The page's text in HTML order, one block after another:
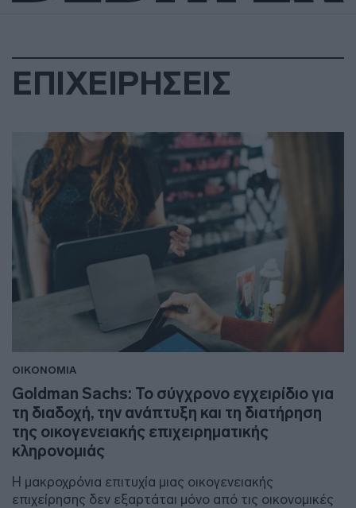
ΕΠΙΧΕΙΡΗΣΕΙΣ
ΟΙΚΟΝΟΜΙΑ
Goldman Sachs: Το σύγχρονο εγχειρίδιο για
τη διαδοχή, την ανάπτυξη και τη διατήρηση
της οικογενειακής επιχειρηματικής
κληρονομιάς
Η μακροχρόνια επιτυχία μιας οικογενειακής
επιχείρησης δεν εξαρτάται μόνο από τις οικονομικές